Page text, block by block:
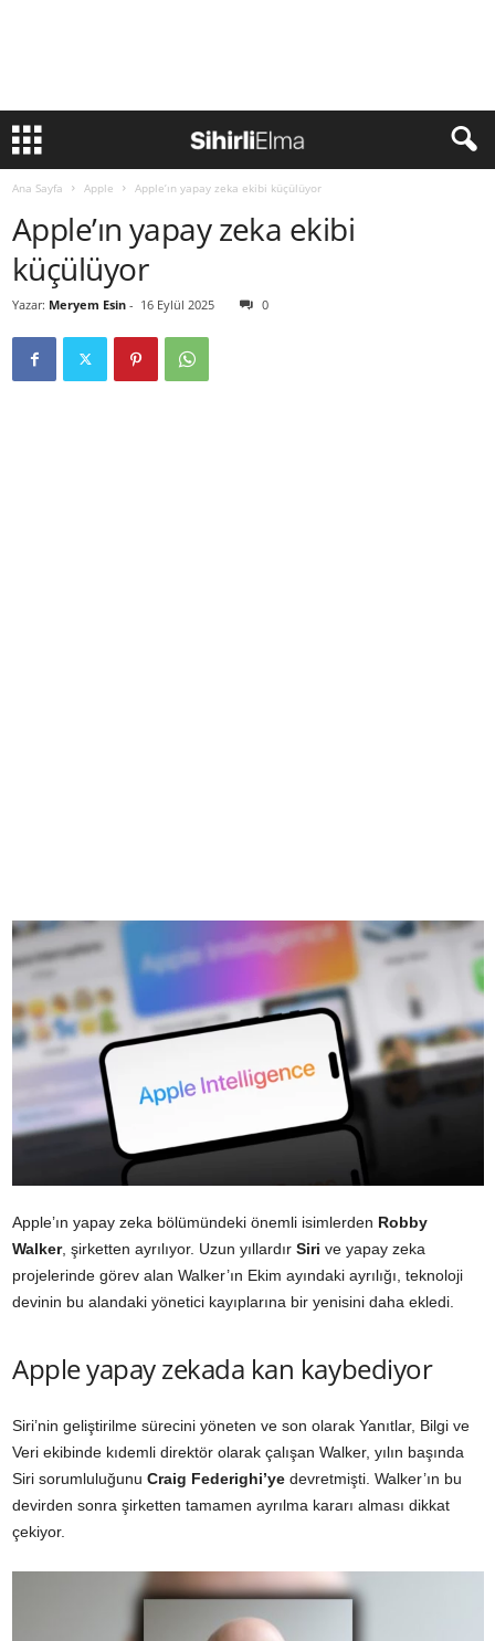
Ana Sayfa Apple Apple’ın yapay zeka ekibi küçülüyor
Apple’ın yapay zeka ekibi
küçülüyor
Yazar: Meryem Esin - 16 Eylül 2025 0
Apple’ın yapay zeka bölümündeki önemli isimlerden Robby
Walker, şirketten ayrılıyor. Uzun yıllardır Siri ve yapay zeka
projelerinde görev alan Walker’ın Ekim ayındaki ayrılığı, teknoloji
devinin bu alandaki yönetici kayıplarına bir yenisini daha ekledi.
Apple yapay zekada kan kaybediyor
Siri’nin geliştirilme sürecini yöneten ve son olarak Yanıtlar, Bilgi ve
Veri ekibinde kıdemli direktör olarak çalışan Walker, yılın başında
Siri sorumluluğunu Craig Federighi’ye devretmişti. Walker’ın bu
devirden sonra şirketten tamamen ayrılma kararı alması dikkat
çekiyor.